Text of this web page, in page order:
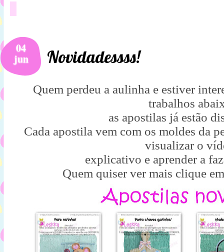
04
jun Novidadessss!
Quem perdeu a aulinha e estiver
trabalhos
as apostilas já estão
Cada apostila vem com os moldes da
visualizar o
explicativo e aprender a
Quem quiser ver mais clique